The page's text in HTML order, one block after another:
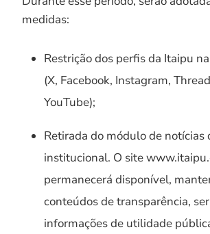
medidas:
Restrição dos perfis da Itaipu
(X, Facebook, Instagram,
YouTube);
Retirada do módulo de notícias
institucional. O site
permanecerá disponível,
conteúdos de transparência,
informações de utilidade